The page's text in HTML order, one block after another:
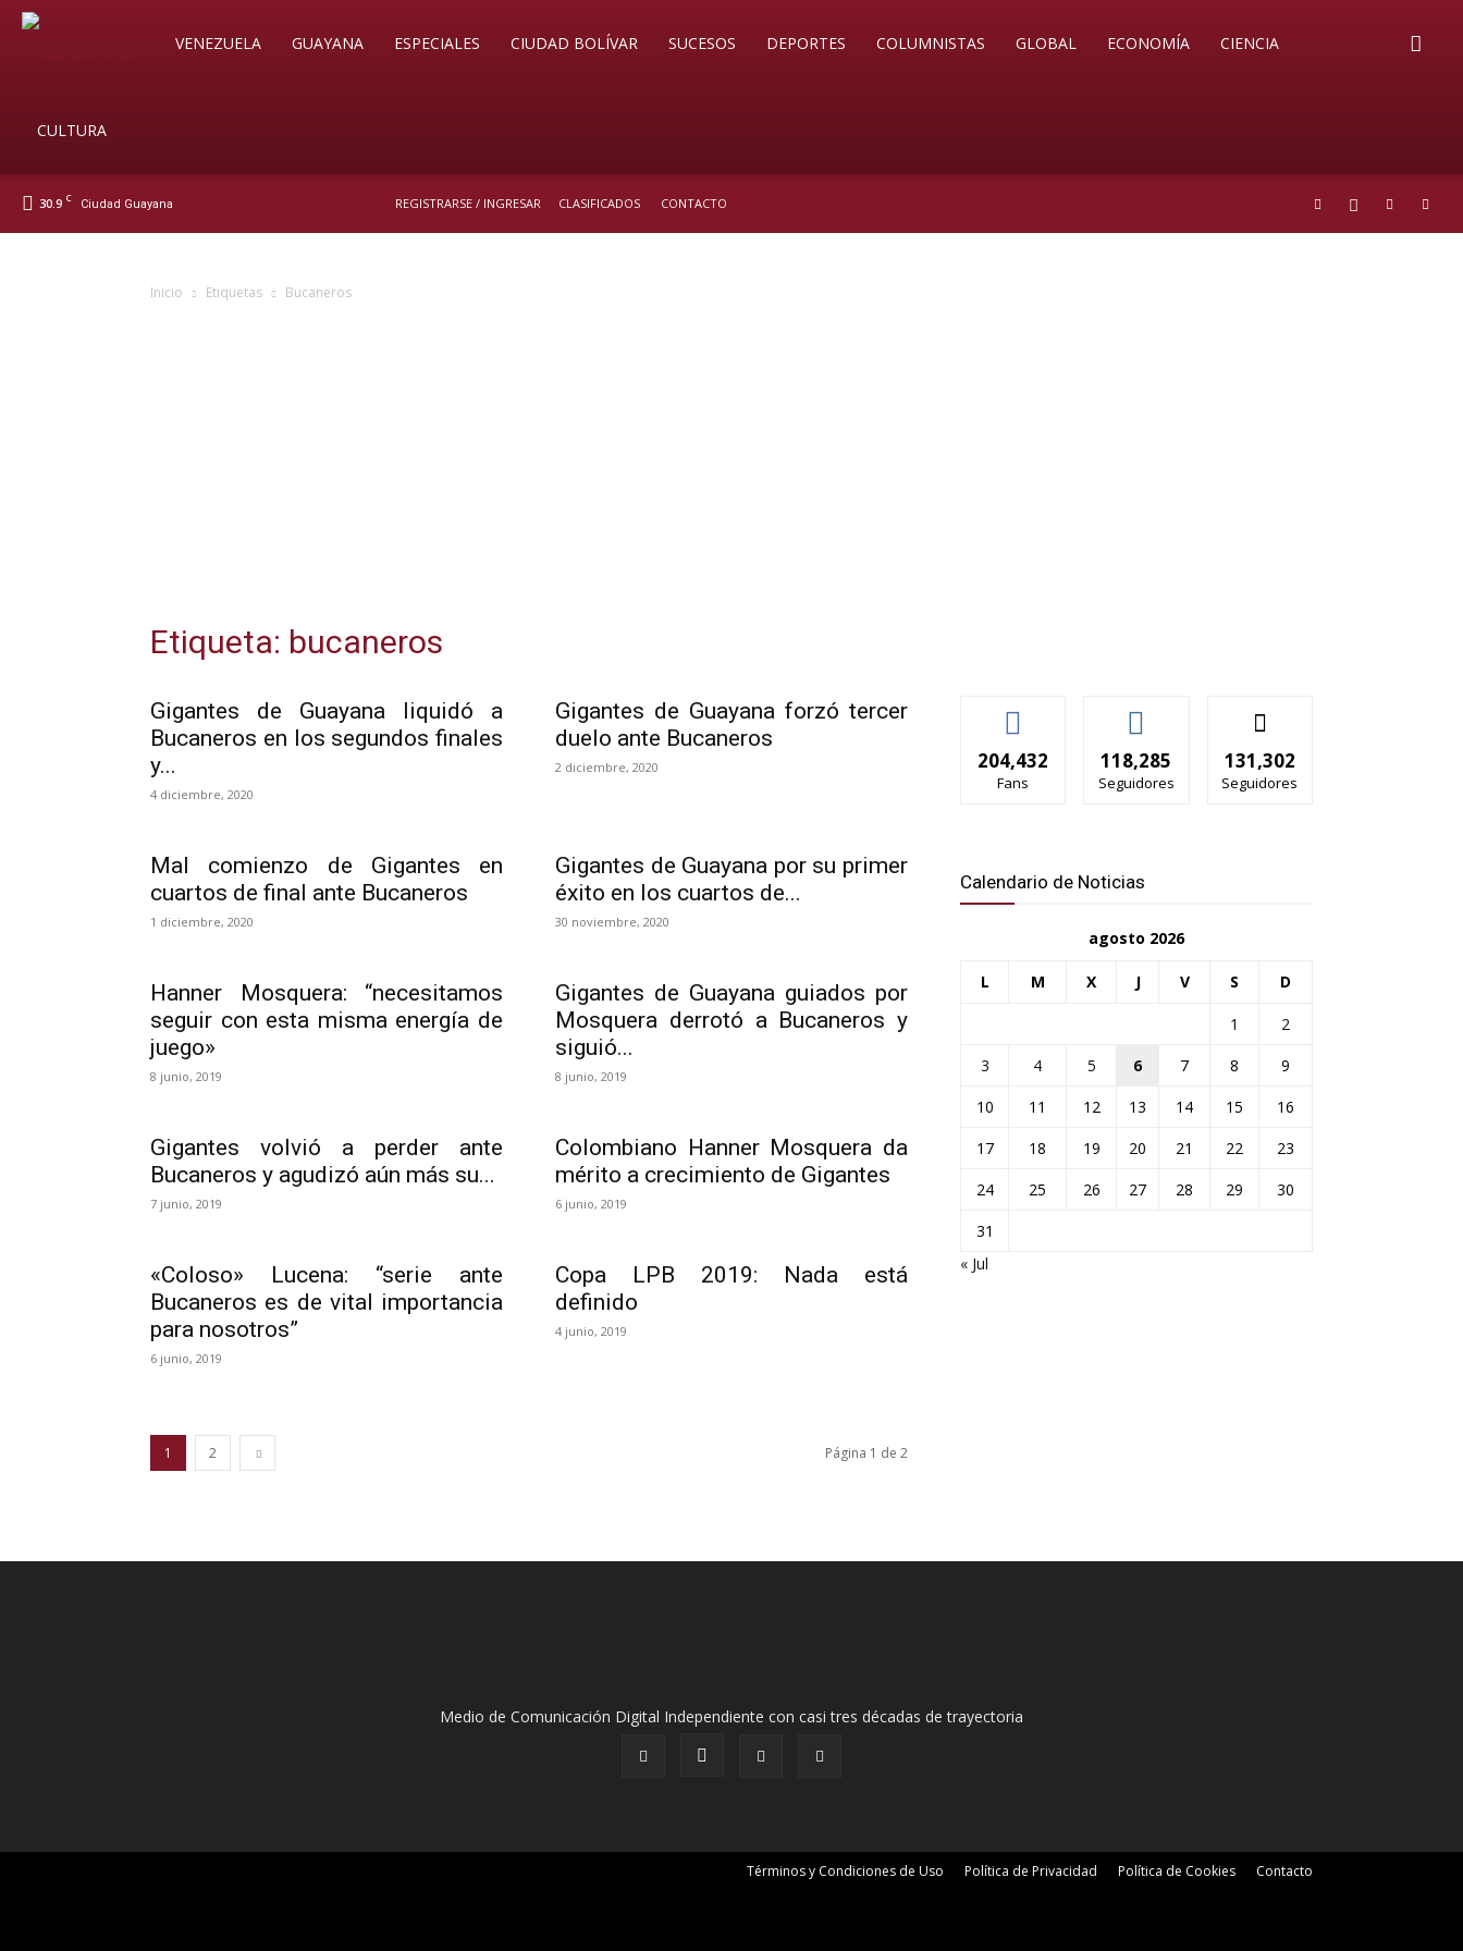
Soy
Digital
VENEZUELA GUAYANA ESPECIALES CIUDAD BOLÍVAR SUCESOS DEPORTES COLUMNISTAS GLOBAL ECONOMÍA CIENCIA
CULTURA
30.9 C Ciudad Guayana REGISTRARSE / INGRESAR CLASIFICADOS CONTACTO
Inicio Etiquetas Bucaneros
Etiqueta: bucaneros
Gigantes de Guayana liquidó a
Bucaneros en los segundos finales
y...
4 diciembre, 2020
Gigantes de Guayana forzó tercer
duelo ante Bucaneros
2 diciembre, 2020
Mal comienzo de Gigantes en
cuartos de final ante Bucaneros
1 diciembre, 2020
Gigantes de Guayana por su primer
éxito en los cuartos de...
30 noviembre, 2020
Hanner Mosquera: “necesitamos
seguir con esta misma energía de
juego»
8 junio, 2019
Gigantes de Guayana guiados por
Mosquera derrotó a Bucaneros y
siguió...
8 junio, 2019
Gigantes volvió a perder ante
Bucaneros y agudizó aún más su...
7 junio, 2019
Colombiano Hanner Mosquera da
mérito a crecimiento de Gigantes
6 junio, 2019
«Coloso» Lucena: “serie ante
Bucaneros es de vital importancia
para nosotros”
6 junio, 2019
Copa LPB 2019: Nada está
definido
4 junio, 2019
1 2 Página 1 de 2
204,432
Fans
118,285
Seguidores
131,302
Seguidores
Calendario de Noticias
agosto 2026
L M X J V S D
1
2
3
4 5 6 7 8
9
10
11 12 13 14 15
16
17
18 19 20 21 22
23
24
25 26 27 28 29
30
31
« Jul
Medio de Comunicación Digital Independiente con casi tres décadas de trayectoria
Términos y Condiciones de Uso Política de Privacidad Política de Cookies Contacto